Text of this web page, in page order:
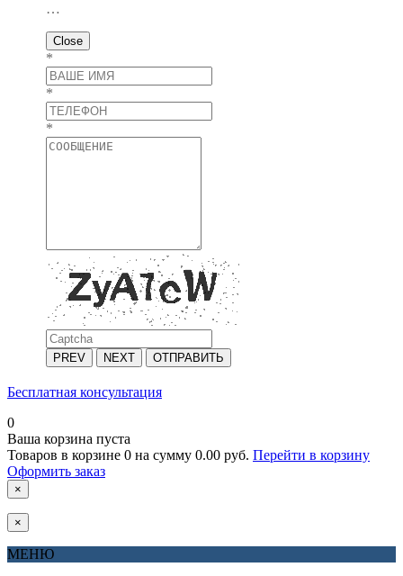
…
Close
*
*
*
PREV NEXT ОТПРАВИТЬ
Бесплатная консультация
0
Ваша корзина пуста
Товаров в корзине 0 на сумму 0.00 руб. Перейти в корзину
Оформить заказ
×
×
МЕНЮ